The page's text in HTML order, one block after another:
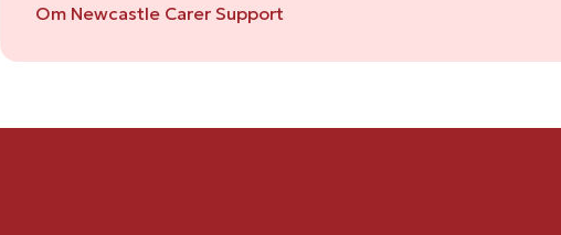
Om Newcastle Carer Support